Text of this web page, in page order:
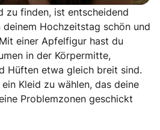
zu finden, ist entscheidend
Hochzeitstag schön und
einer Apfelfigur hast du
in der Körpermitte,
Hüften etwa gleich breit sind.
Kleid zu wählen, das deine
Problemzonen geschickt